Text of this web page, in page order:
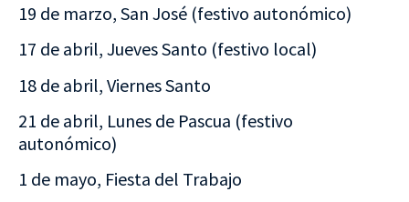
19 de marzo, San José (festivo autonómico)
17 de abril, Jueves Santo (festivo local)
18 de abril, Viernes Santo
21 de abril, Lunes de Pascua (festivo
autonómico)
1 de mayo, Fiesta del Trabajo